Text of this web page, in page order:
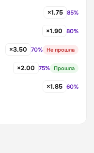
×1.75 85%
×1.90 80%
×3.50 70% Не прошла
×2.00 75% Прошла
×1.85 60%